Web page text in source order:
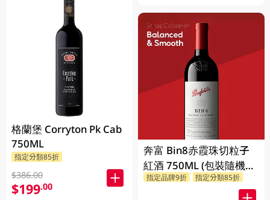
格蘭堡 Corryton Pk Cab
750ML
指定分類85折
$386.00
$199.00
奔富 Bin8赤霞珠切粒子
紅酒 750ML (包裝隨機發
放)
指定品牌9折 指定分類85折